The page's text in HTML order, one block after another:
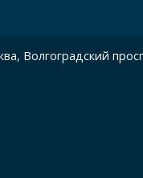
Волгоградский